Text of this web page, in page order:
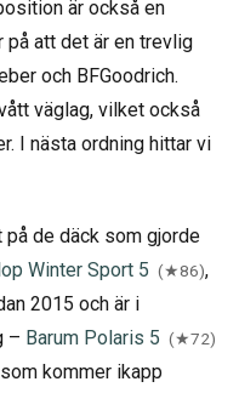
är också en
på att det är en trevlig
och BFGoodrich.
väglag, vilket också
I nästa ordning hittar vi
de däck som gjorde
Winter Sport 5 (★86),
2015 och är i
– Barum Polaris 5 (★72)
kommer ikapp